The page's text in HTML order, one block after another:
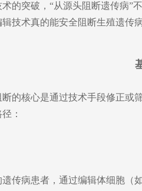
的突破，“从源头阻断遗传病”
技术真的能安全阻断生殖遗传
的核心是通过技术手段修正或
：
传病患者，通过编辑体细胞（